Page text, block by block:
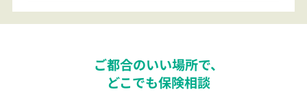
ご都合のいい場所で、
どこでも保険相談